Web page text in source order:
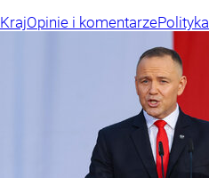
KrajOpinie i komentarzePolityka